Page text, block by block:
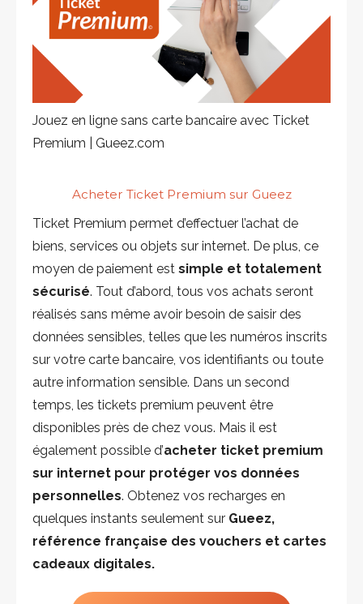
Jouez en ligne sans carte bancaire avec Ticket
Premium | Gueez.com
Acheter Ticket Premium sur Gueez
Ticket Premium permet d’effectuer l’achat de
biens, services ou objets sur internet. De plus, ce
moyen de paiement est simple et totalement
sécurisé. Tout d’abord, tous vos achats seront
réalisés sans même avoir besoin de saisir des
données sensibles, telles que les numéros inscrits
sur votre carte bancaire, vos identifiants ou toute
autre information sensible. Dans un second
temps, les tickets premium peuvent être
disponibles près de chez vous. Mais il est
également possible d’acheter ticket premium
sur internet pour protéger vos données
personnelles. Obtenez vos recharges en
quelques instants seulement sur Gueez,
référence française des vouchers et cartes
cadeaux digitales.